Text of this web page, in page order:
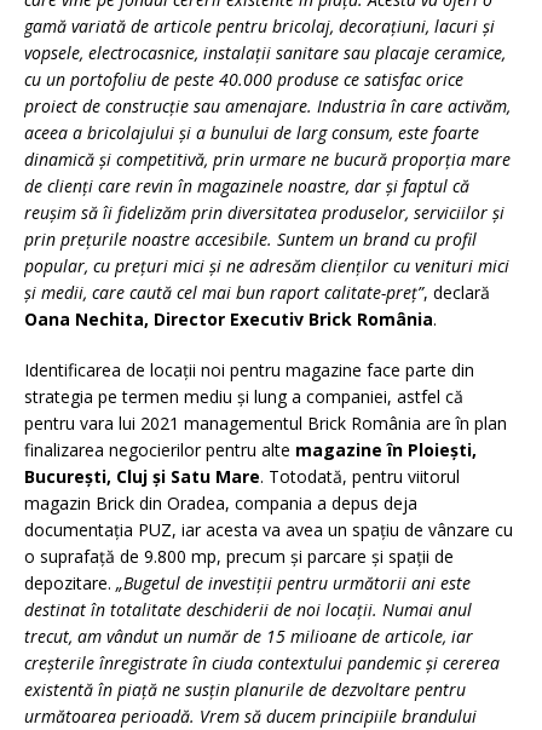
gamă variată de articole pentru bricolaj, decorațiuni, lacuri și
vopsele, electrocasnice, instalații sanitare sau placaje ceramice,
cu un portofoliu de peste 40.000 produse ce satisfac orice
proiect de construcție sau amenajare. Industria în care activăm,
aceea a bricolajului şi a bunului de larg consum, este foarte
dinamică şi competitivă, prin urmare ne bucură proporţia mare
de clienţi care revin în magazinele noastre, dar și faptul că
reușim să îi fidelizăm prin diversitatea produselor, serviciilor şi
prin preţurile noastre accesibile. Suntem un brand cu profil
popular, cu prețuri mici și ne adresăm clienților cu venituri mici
și medii, care caută cel mai bun raport calitate-preț”, declară
Oana Nechita, Director Executiv Brick România.
Identificarea de locații noi pentru magazine face parte din
strategia pe termen mediu și lung a companiei, astfel că
pentru vara lui 2021 managementul Brick România are în plan
finalizarea negocierilor pentru alte magazine în Ploiești,
București, Cluj și Satu Mare. Totodată, pentru viitorul
magazin Brick din Oradea, compania a depus deja
documentația PUZ, iar acesta va avea un spațiu de vânzare cu
o suprafață de 9.800 mp, precum și parcare și spații de
depozitare. „Bugetul de investiţii pentru următorii ani este
destinat în totalitate deschiderii de noi locaţii. Numai anul
trecut, am vândut un număr de 15 milioane de articole, iar
creșterile înregistrate în ciuda contextului pandemic și cererea
existentă în piață ne susțin planurile de dezvoltare pentru
următoarea perioadă. Vrem să ducem principiile brandului